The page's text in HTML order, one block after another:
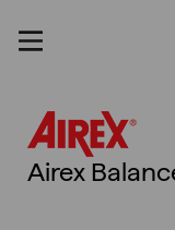
innehållet
Airex